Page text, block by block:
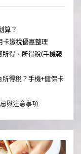
算？
卡繳稅優惠整理
得、所得稅(手機報
所得稅？手機+健保卡
與注意事項